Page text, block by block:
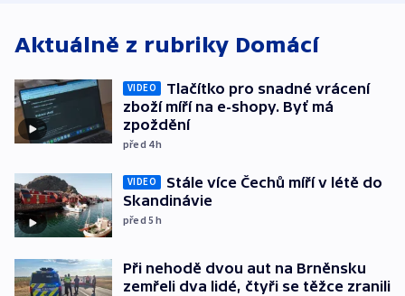
Aktuálně z rubriky Domácí
VIDEO
Tlačítko pro snadné vrácení
zboží míří na e-shopy. Byť má
zpoždění
před 4h
VIDEO
Stále více Čechů míří v létě do
Skandinávie
před 5h
Při nehodě dvou aut na Brněnsku
zemřeli dva lidé, čtyři se těžce zranili